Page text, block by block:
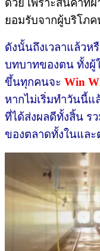
ด้วย เพราะสินค้าที่
ยอมรับจากผู้บริโภค
ดังนั้นถึงเวลาแล้วห
บทบาทของตน ทั้งผู้
ขึ้นทุกคนจะ Win
หากไม่เริ่มทำวันนี้แ
ที่ได้ส่งผลดีทั้งสิ้น ร
ของตลาดทั้งในและ